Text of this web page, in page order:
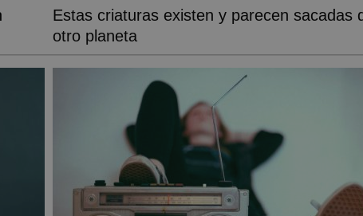
Estas criaturas existen y parecen sacadas
otro planeta